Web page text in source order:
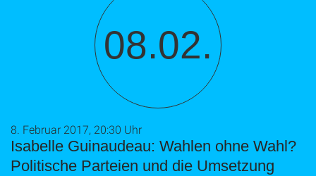
08.02.
Isabelle Guinaudeau: Wahlen ohne Wahl?
Politische Parteien und die Umsetzung
8. Februar 2017, 20:30 Uhr